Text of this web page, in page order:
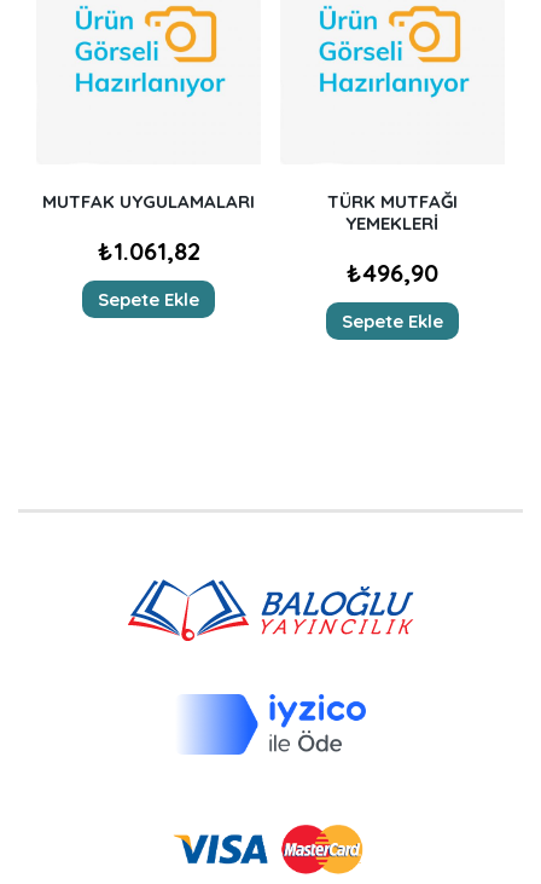
MUTFAK UYGULAMALARI
₺1.061,82
Sepete Ekle
TÜRK MUTFAĞI
YEMEKLERİ
₺496,90
Sepete Ekle